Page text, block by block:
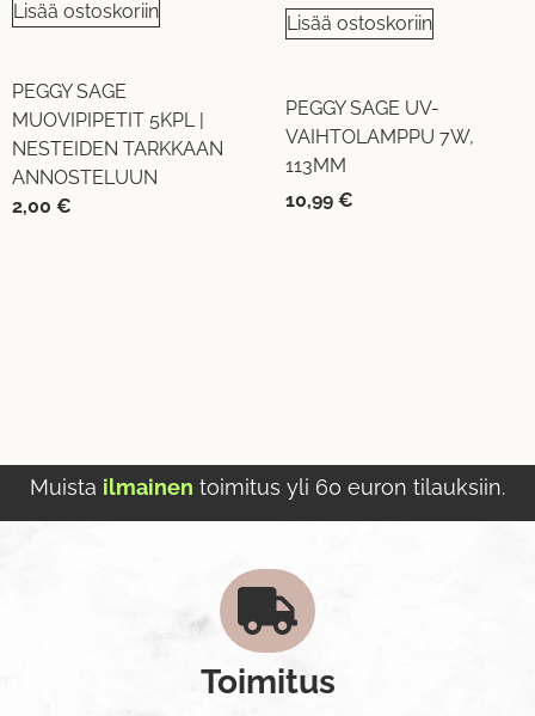
Lisää ostoskoriin
PEGGY SAGE
MUOVIPIPETIT 5KPL |
NESTEIDEN TARKKAAN
ANNOSTELUUN
2,00 €
Lisää ostoskoriin
PEGGY SAGE UV-
VAIHTOLAMPPU 7W,
113MM
10,99 €
Muista ilmainen toimitus yli 60 euron tilauksiin.
Toimitus